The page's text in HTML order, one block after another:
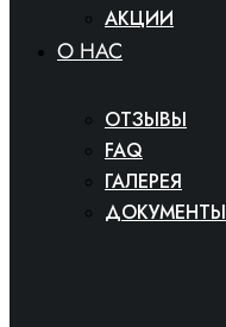
АКЦИИ
O HAC
ОТЗЫВЫ
FAQ
ГАЛЕРЕЯ
ДОКУМЕНТЫ